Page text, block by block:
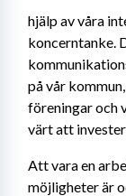
hjälp av våra
koncerntanke.
på vår
föreningar och
värt att
Att vara en
möjligheter är